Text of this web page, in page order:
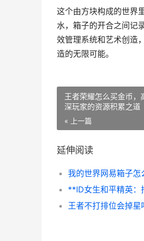
这个由方块构成的世界
水，箱子的开合之间记
效管理系统和艺术创造
造的无限可能。
王者荣耀怎么买金币，
深玩家的资源积累之道
« 上一篇
延伸阅读
王者不打排位会掉